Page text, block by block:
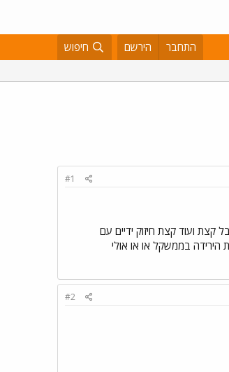
התחבר הירשם חיפוש
#1
קצת ועוד קצת חיזוק ידיים עם
את הירידה בממשקל או או אולי
#2